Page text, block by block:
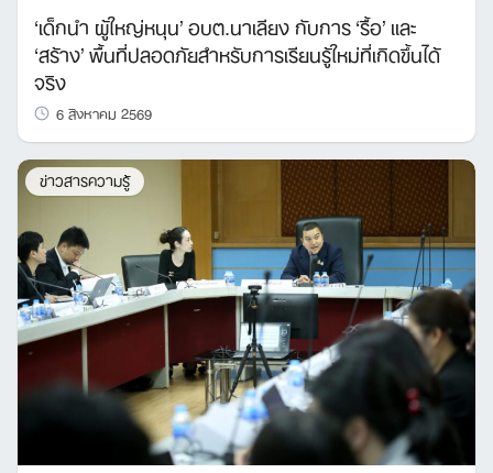
‘เด็กนำ ผู้ใหญ่หนุน’ อบต.นาเลียง กับการ ‘รื้อ’ และ
‘สร้าง’ พื้นที่ปลอดภัยสำหรับการเรียนรู้ใหม่ที่เกิดขึ้นได้
จริง
6 สิงหาคม 2569
ข่าวสารความรู้